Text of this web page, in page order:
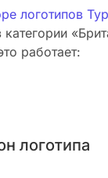
логотипов
работает:
логотипа